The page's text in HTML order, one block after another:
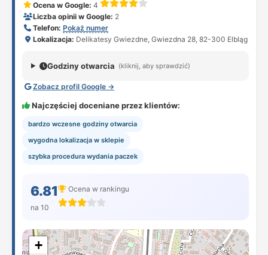
Ocena w Google: 4
Liczba opinii w Google: 2
Telefon: Pokaż numer
Lokalizacja: Delikatesy Gwiezdne, Gwiezdna 28, 82-300 Elbląg
Godziny otwarcia (kliknij, aby sprawdzić)
Zobacz profil Google →
Najczęściej doceniane przez klientów:
bardzo wczesne godziny otwarcia
wygodna lokalizacja w sklepie
szybka procedura wydania paczek
6.81
na 10
Ocena w rankingu
+